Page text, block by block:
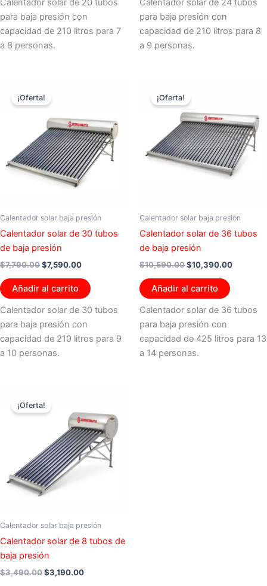
Calentador solar de 20 tubos
para baja presión con
capacidad de 210 litros para 7
a 8 personas.
Calentador solar de 24 tubos
para baja presión con
capacidad de 210 litros para 8
a 9 personas.
¡Oferta!
Calentador solar baja presión
Calentador solar de 30 tubos
de baja presión
$7,790.00
precio
original
$7,790.00.
$7,590.00
$7,590.00.
Añadir al carrito
Calentador solar de 30 tubos
para baja presión con
capacidad de 210 litros para 9
a 10 personas.
¡Oferta!
Calentador solar baja presión
Calentador solar de 36 tubos
de baja presión
$10,590.00
original
era:
$10,590.00.
$10,390.00
es:
Añadir al carrito
Calentador solar de 36 tubos
para baja presión con
capacidad de 425 litros para 13
a 14 personas.
¡Oferta!
Calentador solar baja presión
Calentador solar de 8 tubos de
baja presión
$3,490.00
precio
original
$3,490.00.
$3,190.00
actual
es:
$3,190.00.